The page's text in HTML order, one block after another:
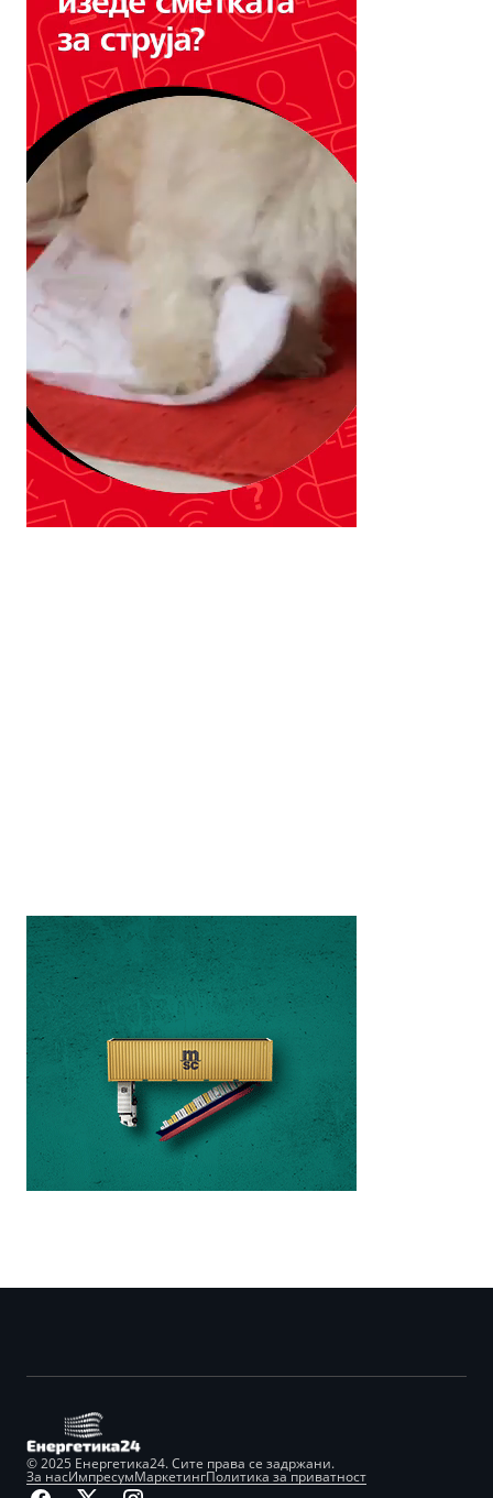
© 2025 Енергетика24. Сите права се задржани.
За насИмпресумМаркетингПолитика за приватност